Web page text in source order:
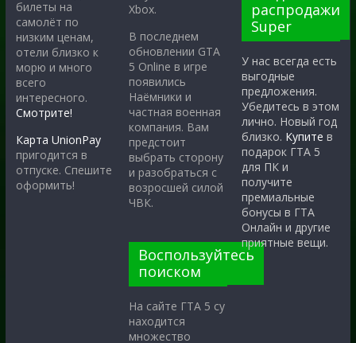
билеты на
самолёт по
низким ценам,
отели близко к
морю и много
всего
интересного.
Смотрите!
Карта UnionPay
пригодится в
отпуске. Спешите
оформить!
Xbox.
В последнем
обновлении GTA
5 Online в игре
появились
Наёмники и
частная военная
компания. Вам
предстоит
выбрать сторону
и разобраться с
возросшей силой
ЧВК.
Воспользуйтесь
поиском
На сайте ГТА 5 су
находится
множество
распродажи
Super
У нас всегда есть
выгодные
предложения.
Убедитесь в этом
лично. Новый год
близко. Купите в
подарок ГТА 5
для ПК и
получите
премиальные
бонусы в ГТА
Онлайн и другие
приятные вещи.